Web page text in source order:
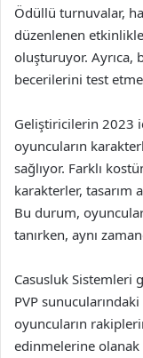
Ödüllü turnuvalar,
düzenlenen
oluşturuyor. Ayrıca,
becerilerini test
Geliştiricilerin 2023
oyuncuların
sağlıyor. Farklı
karakterler, tasarım
Bu durum,
tanırken, aynı
Casusluk Sistemleri
PVP
oyuncuların
edinmelerine